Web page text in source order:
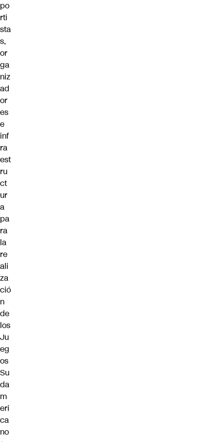
po
rti
sta
s,
or
ga
niz
ad
or
es
e
inf
ra
est
ru
ct
ur
a
pa
ra
la
re
ali
za
ció
n
de
los
Ju
eg
os
Su
da
m
eri
ca
no